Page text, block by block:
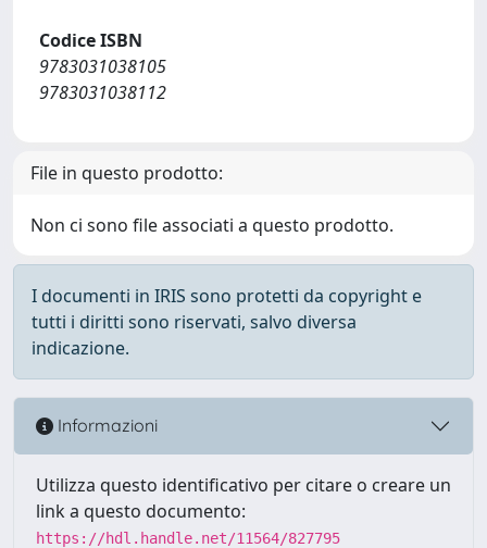
Codice ISBN
9783031038105
9783031038112
File in questo prodotto:
Non ci sono file associati a questo prodotto.
I documenti in IRIS sono protetti da copyright e
tutti i diritti sono riservati, salvo diversa
indicazione.
Informazioni
Utilizza questo identificativo per citare o creare un
link a questo documento:
https://hdl.handle.net/11564/827795